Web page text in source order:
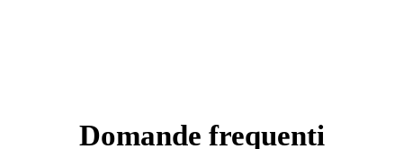
Domande frequenti